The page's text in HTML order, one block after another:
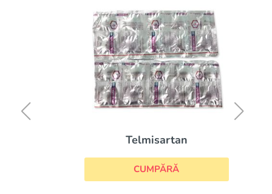
Telmisartan
CUMPĂRĂ